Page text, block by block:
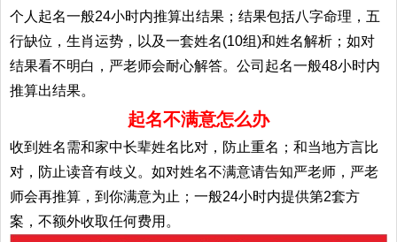
个人起名一般24小时内推算出结果；结果包括八字命理，五
行缺位，生肖运势，以及一套姓名(10组)和姓名解析；如对
结果看不明白，严老师会耐心解答。公司起名一般48小时内
推算出结果。
起名不满意怎么办
收到姓名需和家中长辈姓名比对，防止重名；和当地方言比
对，防止读音有歧义。如对姓名不满意请告知严老师，严老
师会再推算，到你满意为止；一般24小时内提供第2套方
案，不额外收取任何费用。